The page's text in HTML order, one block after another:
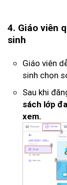
4. Giáo viên
sinh
Giáo viên
sinh chọn
Sau khi
sách lớp
xem.